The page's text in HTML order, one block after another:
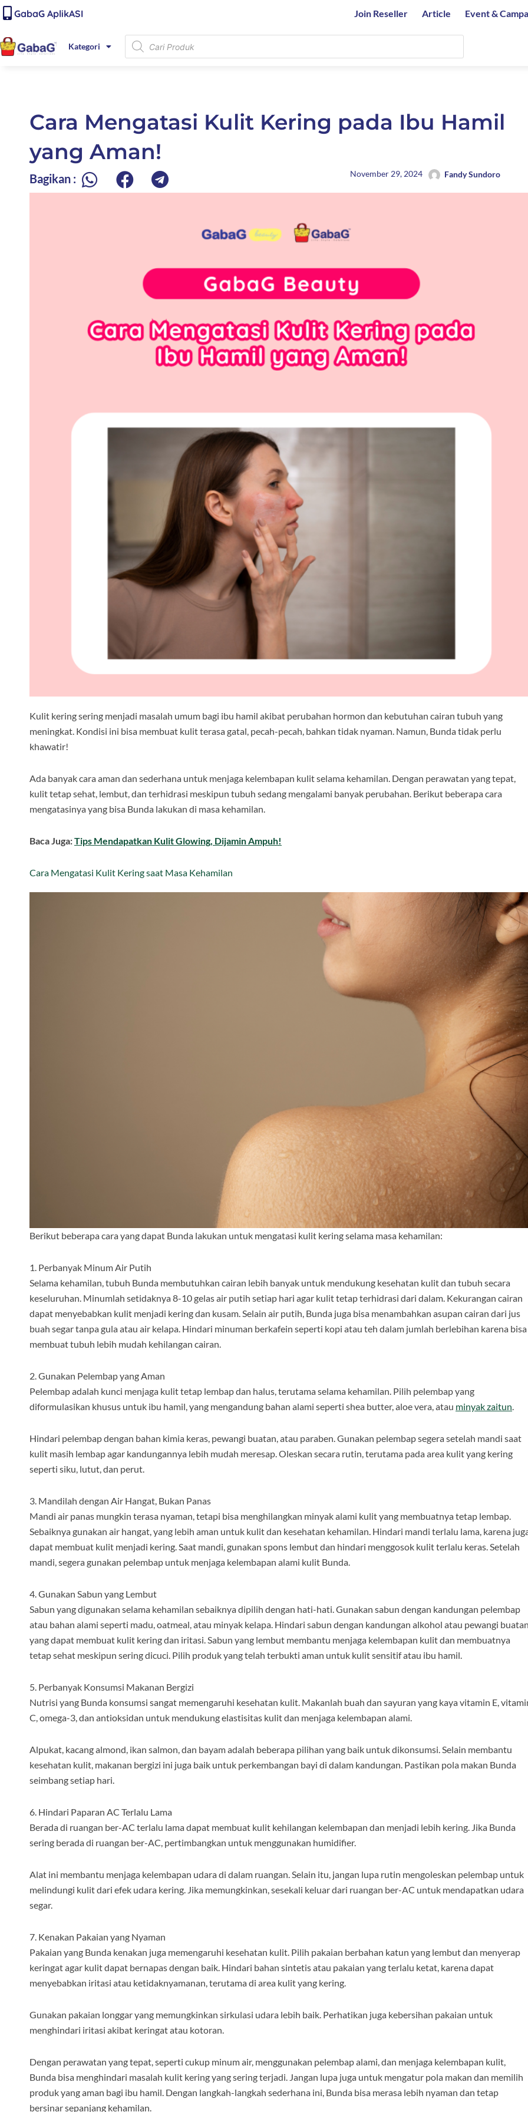
content
Lewati
ke
konten
GabaG AplikASI Join Reseller Article Event &
Kategori
Products
search
Cara Mengatasi Kulit Kering pada Ibu Hamil
yang Aman!
Bagikan : November 29, 2024 Fandy Sundoro
Kulit kering sering menjadi masalah umum bagi ibu hamil akibat perubahan hormon dan kebutuhan cairan tubuh yang
meningkat. Kondisi ini bisa membuat kulit terasa gatal, pecah-pecah, bahkan tidak nyaman. Namun, Bunda tidak perlu
khawatir!
Ada banyak cara aman dan sederhana untuk menjaga kelembapan kulit selama kehamilan. Dengan perawatan yang tepat,
kulit tetap sehat, lembut, dan terhidrasi meskipun tubuh sedang mengalami banyak perubahan. Berikut beberapa cara
mengatasinya yang bisa Bunda lakukan di masa kehamilan.
Baca Juga:Tips Mendapatkan Kulit Glowing, Dijamin Ampuh!
Cara Mengatasi Kulit Kering saat Masa Kehamilan
Berikut beberapa cara yang dapat Bunda lakukan untuk mengatasi kulit kering selama masa kehamilan:
1. Perbanyak Minum Air Putih
Selama kehamilan, tubuh Bunda membutuhkan cairan lebih banyak untuk mendukung kesehatan kulit dan tubuh secara
keseluruhan. Minumlah setidaknya 8-10 gelas air putih setiap hari agar kulit tetap terhidrasi dari dalam. Kekurangan cairan
dapat menyebabkan kulit menjadi kering dan kusam. Selain air putih, Bunda juga bisa menambahkan asupan cairan dari jus
buah segar tanpa gula atau air kelapa. Hindari minuman berkafein seperti kopi atau teh dalam jumlah berlebihan karena bisa
membuat tubuh lebih mudah kehilangan cairan.
2. Gunakan Pelembap yang Aman
Pelembap adalah kunci menjaga kulit tetap lembap dan halus, terutama selama kehamilan. Pilih pelembap yang
diformulasikan khusus untuk ibu hamil, yang mengandung bahan alami seperti shea butter, aloe vera, atau minyak zaitun.
Hindari pelembap dengan bahan kimia keras, pewangi buatan, atau paraben. Gunakan pelembap segera setelah mandi saat
kulit masih lembap agar kandungannya lebih mudah meresap. Oleskan secara rutin, terutama pada area kulit yang kering
seperti siku, lutut, dan perut.
3. Mandilah dengan Air Hangat, Bukan Panas
Mandi air panas mungkin terasa nyaman, tetapi bisa menghilangkan minyak alami kulit yang membuatnya tetap lembap.
Sebaiknya gunakan air hangat, yang lebih aman untuk kulit dan kesehatan kehamilan. Hindari mandi terlalu lama, karena
dapat membuat kulit menjadi kering. Saat mandi, gunakan spons lembut dan hindari menggosok kulit terlalu keras. Setelah
mandi, segera gunakan pelembap untuk menjaga kelembapan alami kulit Bunda.
4. Gunakan Sabun yang Lembut
Sabun yang digunakan selama kehamilan sebaiknya dipilih dengan hati-hati. Gunakan sabun dengan kandungan pelembap
atau bahan alami seperti madu, oatmeal, atau minyak kelapa. Hindari sabun dengan kandungan alkohol atau pewangi
yang dapat membuat kulit kering dan iritasi. Sabun yang lembut membantu menjaga kelembapan kulit dan membuatnya
tetap sehat meskipun sering dicuci. Pilih produk yang telah terbukti aman untuk kulit sensitif atau ibu hamil.
5. Perbanyak Konsumsi Makanan Bergizi
Nutrisi yang Bunda konsumsi sangat memengaruhi kesehatan kulit. Makanlah buah dan sayuran yang kaya vitamin E,
C, omega-3, dan antioksidan untuk mendukung elastisitas kulit dan menjaga kelembapan alami.
Alpukat, kacang almond, ikan salmon, dan bayam adalah beberapa pilihan yang baik untuk dikonsumsi. Selain membantu
kesehatan kulit, makanan bergizi ini juga baik untuk perkembangan bayi di dalam kandungan. Pastikan pola makan Bunda
seimbang setiap hari.
6. Hindari Paparan AC Terlalu Lama
Berada di ruangan ber-AC terlalu lama dapat membuat kulit kehilangan kelembapan dan menjadi lebih kering. Jika Bunda
sering berada di ruangan ber-AC, pertimbangkan untuk menggunakan humidifier.
Alat ini membantu menjaga kelembapan udara di dalam ruangan. Selain itu, jangan lupa rutin mengoleskan pelembap untuk
melindungi kulit dari efek udara kering. Jika memungkinkan, sesekali keluar dari ruangan ber-AC untuk mendapatkan udara
segar.
7. Kenakan Pakaian yang Nyaman
Pakaian yang Bunda kenakan juga memengaruhi kesehatan kulit. Pilih pakaian berbahan katun yang lembut dan menyerap
keringat agar kulit dapat bernapas dengan baik. Hindari bahan sintetis atau pakaian yang terlalu ketat, karena dapat
menyebabkan iritasi atau ketidaknyamanan, terutama di area kulit yang kering.
Gunakan pakaian longgar yang memungkinkan sirkulasi udara lebih baik. Perhatikan juga kebersihan pakaian untuk
menghindari iritasi akibat keringat atau kotoran.
Dengan perawatan yang tepat, seperti cukup minum air, menggunakan pelembap alami, dan menjaga kelembapan kulit,
Bunda bisa menghindari masalah kulit kering yang sering terjadi. Jangan lupa juga untuk mengatur pola makan dan memilih
produk yang aman bagi ibu hamil. Dengan langkah-langkah sederhana ini, Bunda bisa merasa lebih nyaman dan tetap
bersinar sepanjang kehamilan.